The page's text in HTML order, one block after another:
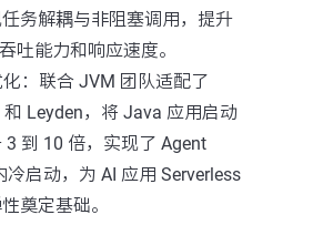
务解耦与非阻塞调用，提升
吐能力和响应速度。
：联合 JVM 团队适配了
和 Leyden，将 Java 应用启动
3 到 10 倍，实现了 Agent
冷启动，为 AI 应用 Serverless
奠定基础。